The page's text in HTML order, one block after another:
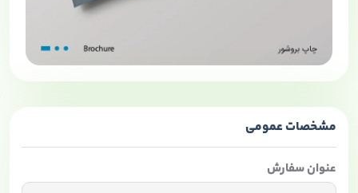
مشخصات عمومی
عنوان سفارش